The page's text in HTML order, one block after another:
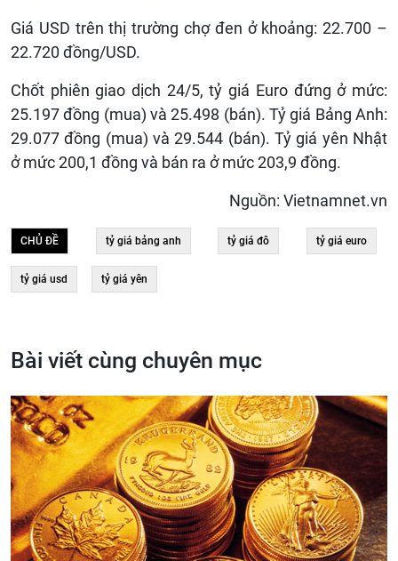
Giá USD trên thị trường chợ đen ở khoảng: 22.700 –
22.720 đồng/USD.
Chốt phiên giao dịch 24/5, tỷ giá Euro đứng ở mức:
25.197 đồng (mua) và 25.498 (bán). Tỷ giá Bảng Anh:
29.077 đồng (mua) và 29.544 (bán). Tỷ giá yên Nhật
ở mức 200,1 đồng và bán ra ở mức 203,9 đồng.
Nguồn: Vietnamnet.vn
CHỦ ĐỀ tỷ giá bảng anh tỷ giá đô tỷ giá euro
tỷ giá usd tỷ giá yên
Bài viết cùng chuyên mục